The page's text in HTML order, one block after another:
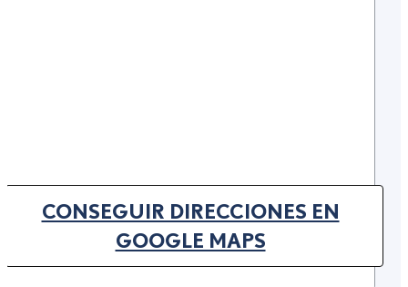
CONSEGUIR DIRECCIONES EN
GOOGLE MAPS(OPENS IN NEW TAB)